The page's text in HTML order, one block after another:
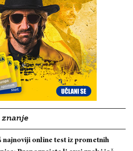
znanje
najnoviji online test iz prometnih